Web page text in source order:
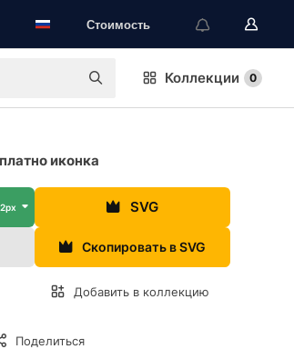
Стоимость
Коллекции 0
иконка
SVG
Скопировать в SVG
Добавить в коллекцию
Поделиться